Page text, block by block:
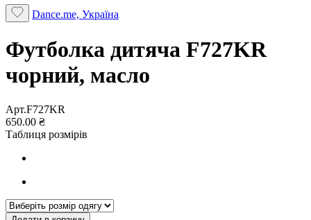
Dance.me, Україна
Футболка дитяча F727KR
чорний, масло
Арт.F727KR
650.00 ₴
Таблиця розмірів